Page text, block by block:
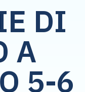
DI
A
5-6